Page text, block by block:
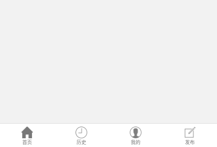
首页 历史 我的 发布